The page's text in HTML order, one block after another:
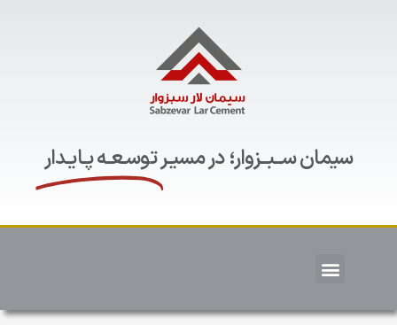
سیمان ســبــزوار؛ در مسیـرتوسـعـه پـایـدار